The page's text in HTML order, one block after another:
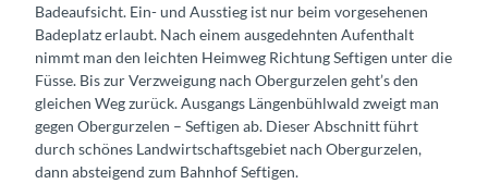
Badeaufsicht. Ein- und Ausstieg ist nur beim vorgesehenen
Badeplatz erlaubt. Nach einem ausgedehnten Aufenthalt
nimmt man den leichten Heimweg Richtung Seftigen unter die
Füsse. Bis zur Verzweigung nach Obergurzelen geht’s den
gleichen Weg zurück. Ausgangs Längenbühlwald zweigt man
gegen Obergurzelen – Seftigen ab. Dieser Abschnitt führt
durch schönes Landwirtschaftsgebiet nach Obergurzelen,
dann absteigend zum Bahnhof Seftigen.